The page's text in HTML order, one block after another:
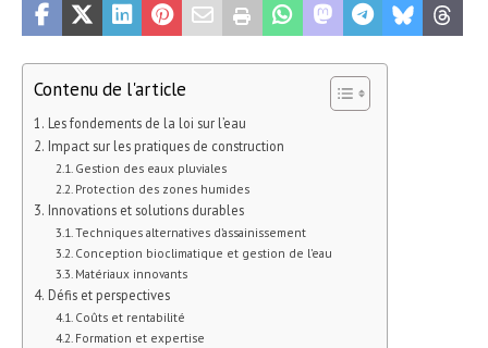
Contenu de l'article
Les fondements de la loi sur l’eau
Impact sur les pratiques de construction
Gestion des eaux pluviales
Protection des zones humides
Innovations et solutions durables
Techniques alternatives d’assainissement
Conception bioclimatique et gestion de l’eau
Matériaux innovants
Défis et perspectives
Coûts et rentabilité
Formation et expertise